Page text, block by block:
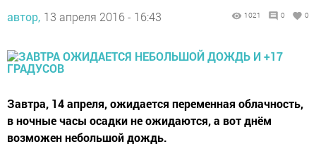
автор, 13 апреля 2016 - 16:43 1021 0 0
Завтра, 14 апреля, ожидается переменная облачность,
в ночные часы осадки не ожидаются, а вот днём
возможен небольшой дождь.